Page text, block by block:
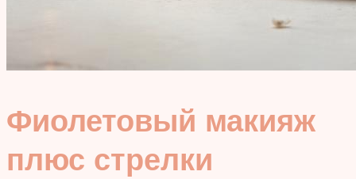
Фиолетовый макияж
плюс стрелки